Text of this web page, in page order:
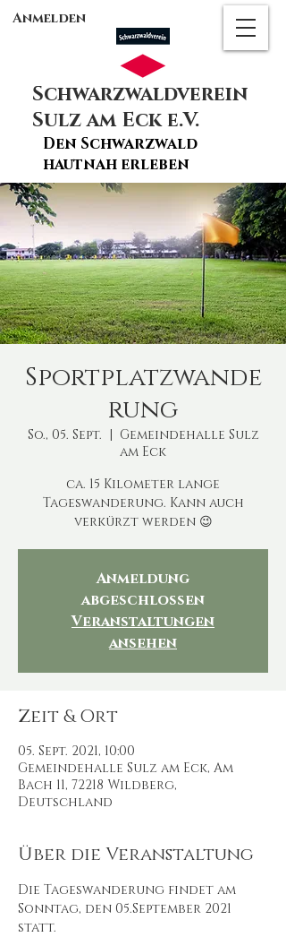
Anmelden
Schwarzwaldverein
Sulz am Eck e.V.
Den Schwarzwald
hautnah erleben
Sportplatzwande
rung
So., 05. Sept.
  |
Gemeindehalle Sulz
am Eck
ca. 15 Kilometer lange
Tageswanderung. Kann auch
verkürzt werden 😉
Anmeldung
abgeschlossen
Veranstaltungen
ansehen
Zeit & Ort
05. Sept. 2021, 10:00
Gemeindehalle Sulz am Eck, Am
Bach 11, 72218 Wildberg,
Deutschland
Über die Veranstaltung
Die Tageswanderung findet am
Sonntag, den 05.September 2021
statt.